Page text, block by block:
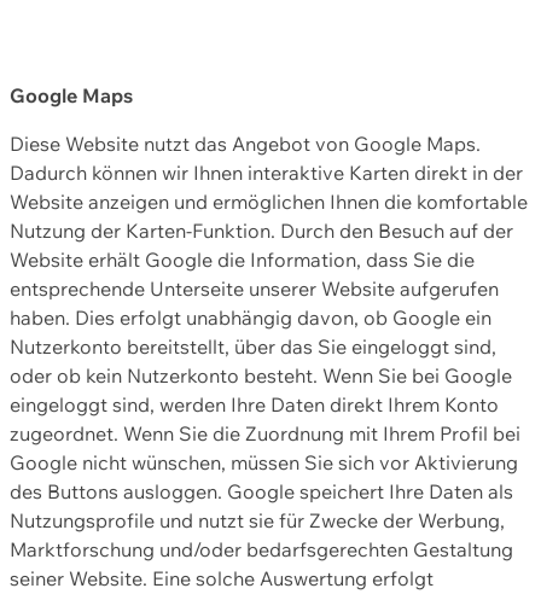
Google Maps
Diese Website nutzt das Angebot von Google Maps.
Dadurch können wir Ihnen interaktive Karten direkt in der
Website anzeigen und ermöglichen Ihnen die komfortable
Nutzung der Karten-Funktion. Durch den Besuch auf der
Website erhält Google die Information, dass Sie die
entsprechende Unterseite unserer Website aufgerufen
haben. Dies erfolgt unabhängig davon, ob Google ein
Nutzerkonto bereitstellt, über das Sie eingeloggt sind,
oder ob kein Nutzerkonto besteht. Wenn Sie bei Google
eingeloggt sind, werden Ihre Daten direkt Ihrem Konto
zugeordnet. Wenn Sie die Zuordnung mit Ihrem Profil bei
Google nicht wünschen, müssen Sie sich vor Aktivierung
des Buttons ausloggen. Google speichert Ihre Daten als
Nutzungsprofile und nutzt sie für Zwecke der Werbung,
Marktforschung und/oder bedarfsgerechten Gestaltung
seiner Website. Eine solche Auswertung erfolgt